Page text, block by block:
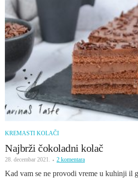
KREMASTI KOLAČI
Najbrži čokoladni kolač
28. decembar 2021. 2 komentara
Kad vam se ne provodi vreme u kuhinji il